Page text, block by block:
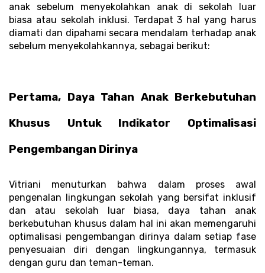
anak sebelum menyekolahkan anak di sekolah luar
biasa atau sekolah inklusi. Terdapat 3 hal yang harus
diamati dan dipahami secara mendalam terhadap anak
sebelum menyekolahkannya, sebagai berikut:
Pertama, Daya Tahan Anak Berkebutuhan
Khusus Untuk Indikator Optimalisasi
Pengembangan Dirinya
Vitriani menuturkan bahwa dalam proses awal
pengenalan lingkungan sekolah yang bersifat inklusif
dan atau sekolah luar biasa, daya tahan anak
berkebutuhan khusus dalam hal ini akan memengaruhi
optimalisasi pengembangan dirinya dalam setiap fase
penyesuaian diri dengan lingkungannya, termasuk
dengan guru dan teman-teman.